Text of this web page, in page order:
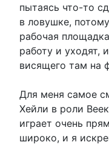
пытаясь что-то
в ловушке,
рабочая
работу и уходят,
висящего там на
Для меня самое
Хейли в роли
играет очень
широко, и я